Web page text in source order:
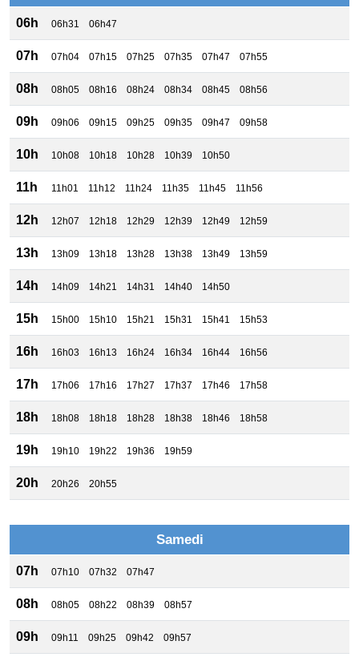
06h 06h31 06h47
07h 07h04 07h15 07h25 07h35 07h47 07h55
08h 08h05 08h16 08h24 08h34 08h45 08h56
09h 09h06 09h15 09h25 09h35 09h47 09h58
10h 10h08 10h18 10h28 10h39 10h50
11h 11h01 11h12 11h24 11h35 11h45 11h56
12h 12h07 12h18 12h29 12h39 12h49 12h59
13h 13h09 13h18 13h28 13h38 13h49 13h59
14h 14h09 14h21 14h31 14h40 14h50
15h 15h00 15h10 15h21 15h31 15h41 15h53
16h 16h03 16h13 16h24 16h34 16h44 16h56
17h 17h06 17h16 17h27 17h37 17h46 17h58
18h 18h08 18h18 18h28 18h38 18h46 18h58
19h 19h10 19h22 19h36 19h59
20h 20h26 20h55
Samedi
07h 07h10 07h32 07h47
08h 08h05 08h22 08h39 08h57
09h 09h11 09h25 09h42 09h57